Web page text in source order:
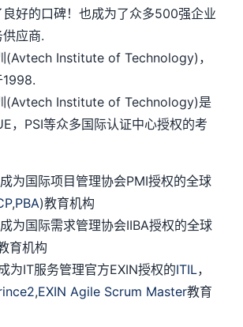
好的口碑！也成为了众多500强企业
应商.
Institute of Technology)，
1998.
Institute of Technology)是
，PSI等众多国际认证中心授权的考
国际项目管理协会PMI授权的全球
,PBA)教育机构
国际需求管理协会IIBA授权的全球
育机构
IT服务管理官方EXIN授权的ITIL，
,EXIN Agile Scrum Master教育